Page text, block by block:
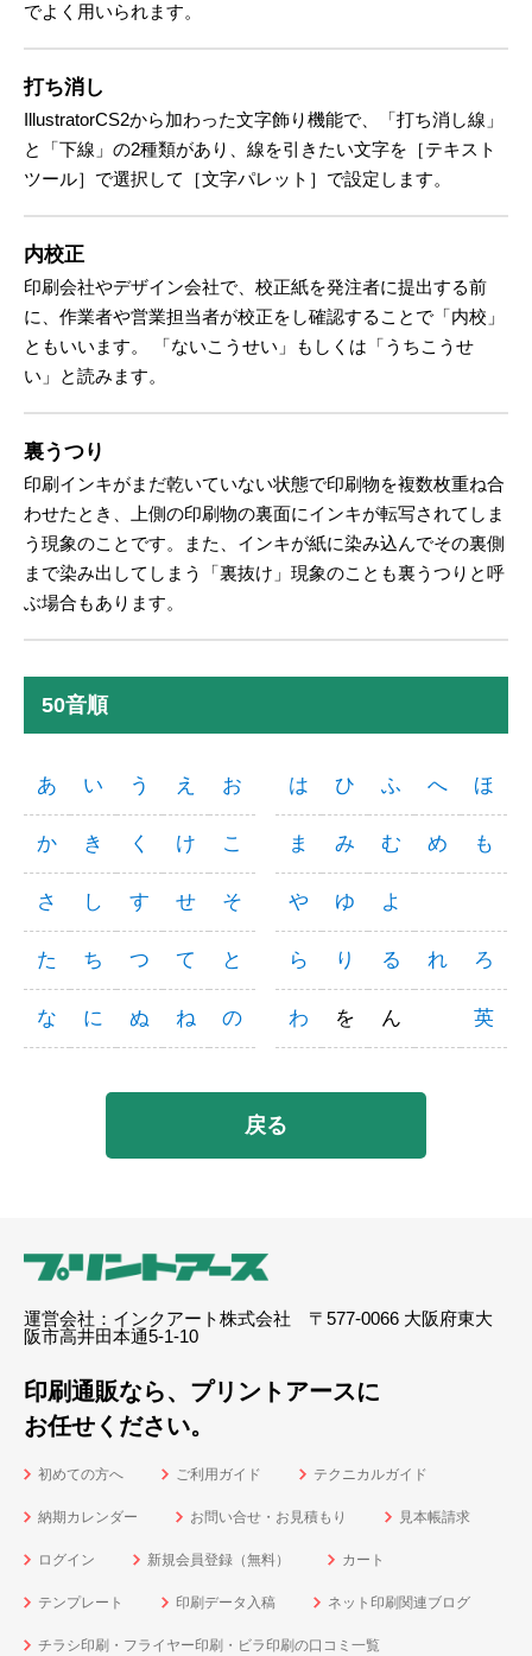
でよく用いられます。
打ち消し
IllustratorCS2から加わった文字飾り機能で、「打ち消し線」
と「下線」の2種類があり、線を引きたい文字を［テキスト
ツール］で選択して［文字パレット］で設定します。
内校正
印刷会社やデザイン会社で、校正紙を発注者に提出する前
に、作業者や営業担当者が校正をし確認することで「内校」
ともいいます。 「ないこうせい」もしくは「うちこうせ
い」と読みます。
裏うつり
印刷インキがまだ乾いていない状態で印刷物を複数枚重ね合
わせたとき、上側の印刷物の裏面にインキが転写されてしま
う現象のことです。また、インキが紙に染み込んでその裏側
まで染み出してしまう「裏抜け」現象のことも裏うつりと呼
ぶ場合もあります。
50音順
あ い う え お
か き く け こ
さ し す せ そ
た ち つ て と
な に ぬ ね の
は ひ ふ へ ほ
ま み む め も
や ゆ よ
ら り る れ ろ
わ を ん 英
戻る
運営会社：インクアート株式会社 〒577-0066 大阪府東大
阪市高井田本通5-1-10
印刷通販なら、プリントアースに
お任せください。
初めての方へ ご利用ガイド テクニカルガイド
納期カレンダー お問い合せ・お見積もり 見本帳請求
ログイン 新規会員登録（無料） カート
テンプレート 印刷データ入稿 ネット印刷関連ブログ
チラシ印刷・フライヤー印刷・ビラ印刷の口コミ一覧